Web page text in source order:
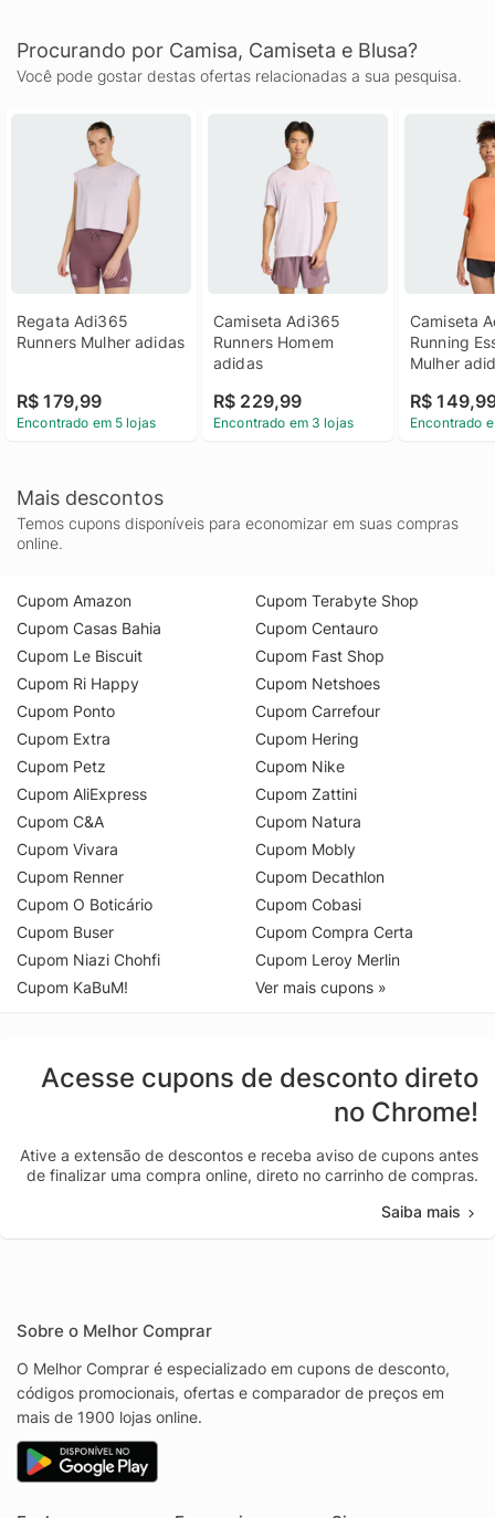
Procurando por Camisa, Camiseta e Blusa?
Você pode gostar destas ofertas relacionadas a sua pesquisa.
Regata Adi365
Runners Mulher adidas
R$ 179,99
Encontrado em 5 lojas
Camiseta Adi365
Runners Homem
adidas
R$ 229,99
Encontrado em 3 lojas
Camiseta
Running
Mulher
R$
Encontrado
Mais descontos
Temos cupons disponíveis para economizar em suas compras
online.
Cupom Amazon
Cupom Casas Bahia
Cupom Le Biscuit
Cupom Ri Happy
Cupom Ponto
Cupom Extra
Cupom Petz
Cupom AliExpress
Cupom C&A
Cupom Vivara
Cupom Renner
Cupom O Boticário
Cupom Buser
Cupom Niazi Chohfi
Cupom KaBuM!
Cupom Terabyte Shop
Cupom Centauro
Cupom Fast Shop
Cupom Netshoes
Cupom Carrefour
Cupom Hering
Cupom Nike
Cupom Zattini
Cupom Natura
Cupom Mobly
Cupom Decathlon
Cupom Cobasi
Cupom Compra Certa
Cupom Leroy Merlin
Ver mais cupons »
Acesse cupons de desconto direto
no Chrome!
Ative a extensão de descontos e receba aviso de cupons antes
de finalizar uma compra online, direto no carrinho de compras.
Saiba mais
Sobre o Melhor Comprar
O Melhor Comprar é especializado em cupons de desconto,
códigos promocionais, ofertas e comparador de preços em
mais de 1900 lojas online.